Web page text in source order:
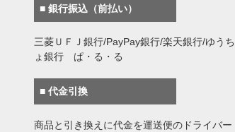
■ 銀行振込（前払い）
三菱ＵＦＪ銀行/PayPay銀行/楽天銀行/ゆうち
ょ銀行 ぱ・る・る
■ 代金引換
商品と引き換えに代金を運送便のドライバー